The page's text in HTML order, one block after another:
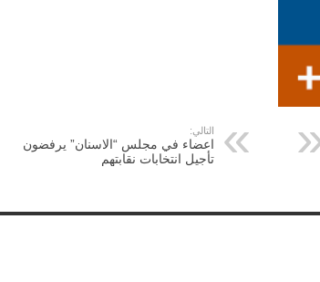
التالي:
اعضاء في مجلس “الاسنان” يرفضون
تأجيل انتخابات نقابتهم